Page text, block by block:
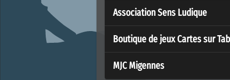
Association Sens Ludique
Boutique de jeux Cartes sur
MJC Migennes